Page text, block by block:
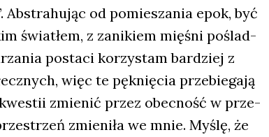
od pomie­sza­nia epok, być
świa­tłem, z zani­kiem mię­śni poślad­
posta­ci korzy­stam bar­dziej z
więc te pęk­nię­cia prze­bie­ga­ją
zmie­nić przez obec­ność w prze­
zmie­ni­ła we mnie. Myślę, że